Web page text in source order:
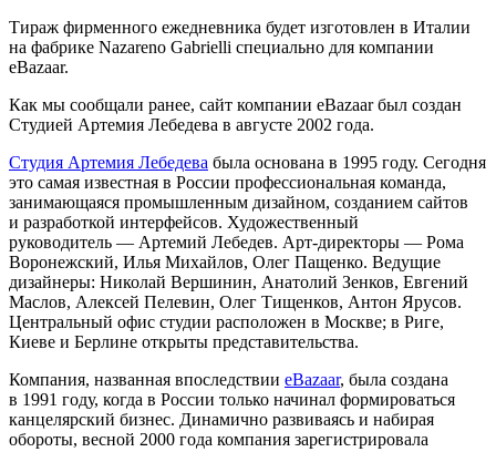
Тираж фирменного ежедневника будет изготовлен в Италии
на фабрике Nazareno Gabrielli специально для компании
eBazaar.
Как мы сообщали ранее, сайт компании eBazaar был создан
Студией Артемия Лебедева в августе 2002 года.
Студия Артемия Лебедева была основана в 1995 году. Сегодня
это самая известная в России профессиональная команда,
занимающаяся промышленным дизайном, созданием сайтов
и разработкой интерфейсов. Художественный
руководитель — Артемий Лебедев. Арт-директоры — Рома
Воронежский, Илья Михайлов, Олег Пащенко. Ведущие
дизайнеры: Николай Вершинин, Анатолий Зенков, Евгений
Маслов, Алексей Пелевин, Олег Тищенков, Антон Ярусов.
Центральный офис студии расположен в Москве; в Риге,
Киеве и Берлине открыты представительства.
Компания, названная впоследствии eBazaar, была создана
в 1991 году, когда в России только начинал формироваться
канцелярский бизнес. Динамично развиваясь и набирая
обороты, весной 2000 года компания зарегистрировала